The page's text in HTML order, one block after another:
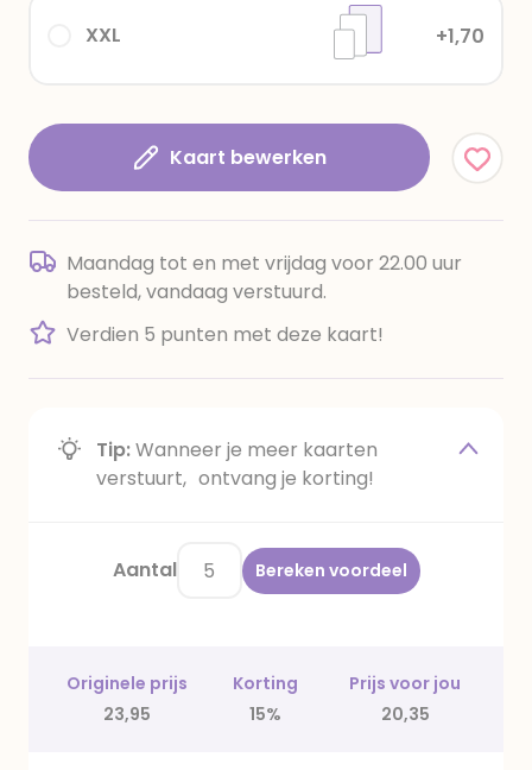
XXL +1,70
Kaart bewerken
Maandag tot en met vrijdag voor 22.00 uur
besteld, vandaag verstuurd.
Verdien 5 punten met deze kaart!
Tip:Wanneer je meer kaarten
verstuurt, ontvang je korting!
Aantal Bereken voordeel
Originele prijs Korting
Prijs voor jou
23,95
15% 20,35